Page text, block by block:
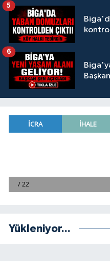
5
6
Yükleniyor...